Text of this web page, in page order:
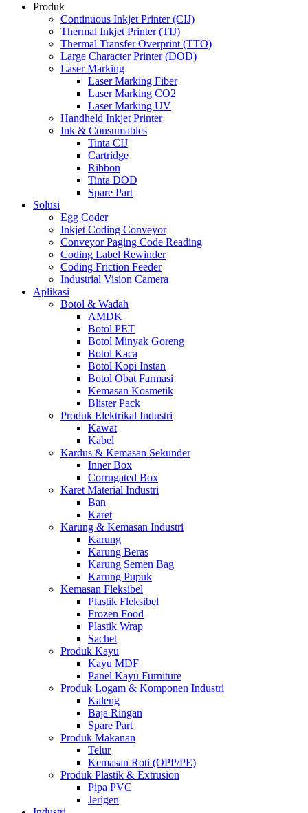
Produk
Continuous Inkjet Printer (CIJ)
Thermal Inkjet Printer (TIJ)
Thermal Transfer Overprint (TTO)
Large Character Printer (DOD)
Laser Marking
Laser Marking Fiber
Laser Marking CO2
Laser Marking UV
Handheld Inkjet Printer
Ink & Consumables
Tinta CIJ
Cartridge
Ribbon
Tinta DOD
Spare Part
Solusi
Egg Coder
Inkjet Coding Conveyor
Conveyor Paging Code Reading
Coding Label Rewinder
Coding Friction Feeder
Industrial Vision Camera
Aplikasi
Botol & Wadah
AMDK
Botol PET
Botol Minyak Goreng
Botol Kaca
Botol Kopi Instan
Botol Obat Farmasi
Kemasan Kosmetik
Blister Pack
Produk Elektrikal Industri
Kawat
Kabel
Kardus & Kemasan Sekunder
Inner Box
Corrugated Box
Karet Material Industri
Ban
Karet
Karung & Kemasan Industri
Karung
Karung Beras
Karung Semen Bag
Karung Pupuk
Kemasan Fleksibel
Plastik Fleksibel
Frozen Food
Plastik Wrap
Sachet
Produk Kayu
Kayu MDF
Panel Kayu Furniture
Produk Logam & Komponen Industri
Kaleng
Baja Ringan
Spare Part
Produk Makanan
Telur
Kemasan Roti (OPP/PE)
Produk Plastik & Extrusion
Pipa PVC
Jerigen